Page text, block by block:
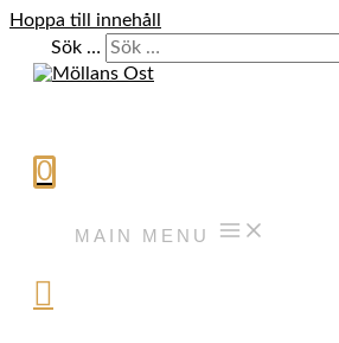
Hoppa till innehåll
Sök …
0
MAIN MENU